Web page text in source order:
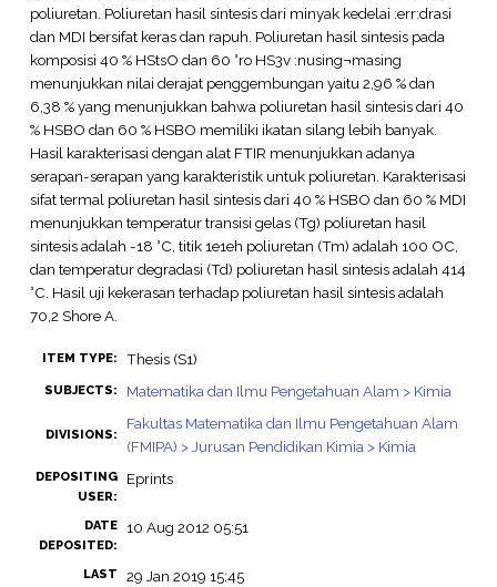
poliuretan. Poliuretan hasil sintesis dari minyak kedelai :err:drasi
dan MDI bersifat keras dan rapuh. Poliuretan hasil sintesis pada
komposisi 40 % HStsO dan 60 °ro HS3v :nusing¬masing
menunjukkan nilai derajat penggembungan yaitu 2,96 % dan
6,38 % yang menunjukkan bahwa poliuretan hasil sintesis dari 40
% HSBO dan 60 % HSBO memiliki ikatan silang lebih banyak.
Hasil karakterisasi dengan alat FTIR menunjukkan adanya
serapan-serapan yang karakteristik untuk poliuretan. Karakterisasi
sifat termal poliuretan hasil sintesis dari 40 % HSBO dan 60 % MDI
menunjukkan temperatur transisi gelas (Tg) poliuretan hasil
sintesis adalah -18 °C, titik 1e1eh poliuretan (Tm) adalah 100 OC,
dan temperatur degradasi (Td) poliuretan hasil sintesis adalah 414
°C. Hasil uji kekerasan terhadap poliuretan hasil sintesis adalah
70,2 Shore A.
ITEM TYPE: Thesis (S1)
SUBJECTS: Matematika dan Ilmu Pengetahuan Alam > Kimia
DIVISIONS:
Fakultas Matematika dan Ilmu Pengetahuan Alam
(FMIPA) > Jurusan Pendidikan Kimia > Kimia
DEPOSITING
USER:
Eprints
DATE
DEPOSITED:
10 Aug 2012 05:51
LAST 29 Jan 2019 15:45